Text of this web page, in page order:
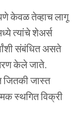
केवळ तेव्हाच लागू
त्यांचे शेअर्स
संबंधित असते
केले जाते.
जितकी जास्त
स्थगित विक्री